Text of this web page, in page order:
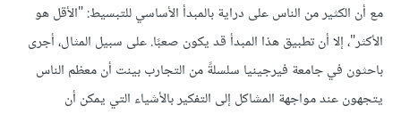
مع أن الكثير من الناس على دراية بالمبدأ الأساسي للتبسيط: "الأقل هو
الأكثر"، إلا أن تطبيق هذا المبدأ قد يكون صعبًا. على سبيل المثال، أجرى
باحثون في جامعة فيرجينيا سلسلةً من التجارب بينت أن معظم الناس
يتجهون عند مواجهة المشاكل إلى التفكير بالأشياء التي يمكن أن